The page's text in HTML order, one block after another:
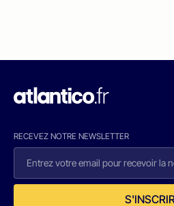
RECEVEZ NOTRE NEWSLETTER